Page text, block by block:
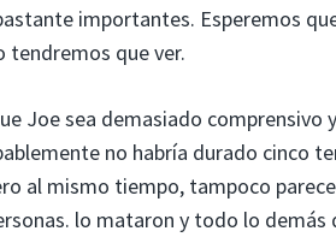
importantes. Esperemos
tendremos que ver.
Joe sea demasiado comprensivo
no habría durado cinco
al mismo tiempo, tampoco
lo mataron y todo lo demás